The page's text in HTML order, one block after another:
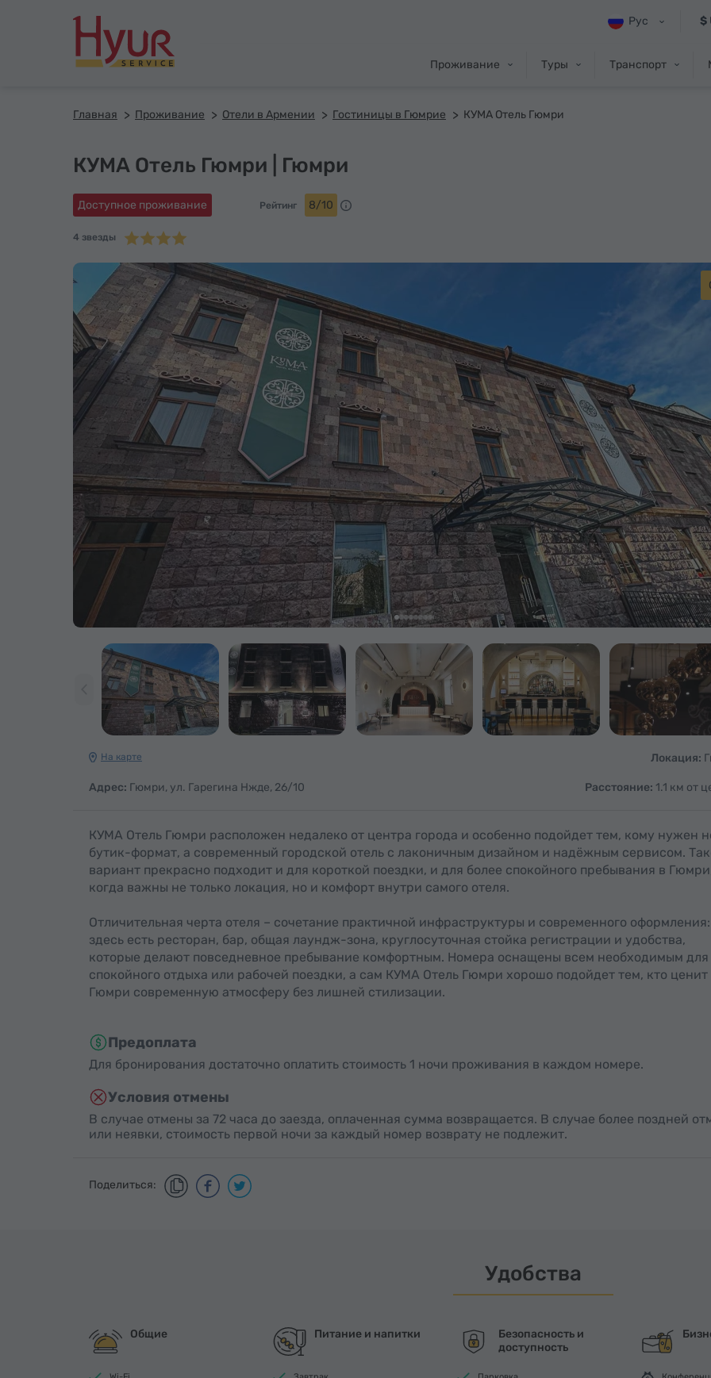
$
Рус
Проживание Туры Транспорт
Главная Проживание Отели в Армении Гостиницы в Гюмрие КУМА Отель Гюмри
КУМА Отель Гюмри | Гюмри
Доступное проживание
4 звезды
Рейтинг 8/10
На карте Локация:
Адрес: Гюмри, ул. Гарегина Нжде, 26/10 Расстояние: 1.1 км от
КУМА Отель Гюмри расположен недалеко от центра города и особенно подойдет тем, кому нужен
бутик-формат, а современный городской отель с лаконичным дизайном и надёжным сервисом.
вариант прекрасно подходит и для короткой поездки, и для более спокойного пребывания в
когда важны не только локация, но и комфорт внутри самого отеля.
Отличительная черта отеля – сочетание практичной инфраструктуры и современного оформления:
здесь есть ресторан, бар, общая лаундж-зона, круглосуточная стойка регистрации и удобства,
которые делают повседневное пребывание комфортным. Номера оснащены всем необходимым для
спокойного отдыха или рабочей поездки, а сам КУМА Отель Гюмри хорошо подойдет тем, кто ценит
Гюмри современную атмосферу без лишней стилизации.
Предоплата
Для бронирования достаточно оплатить стоимость 1 ночи проживания в каждом номере.
Условия отмены
В случае отмены за 72 часа до заезда, оплаченная сумма возвращается. В случае более поздней
или неявки, стоимость первой ночи за каждый номер возврату не подлежит.
Поделиться:
Удобства
Общие Питание и напитки
Безопасность и
доступность